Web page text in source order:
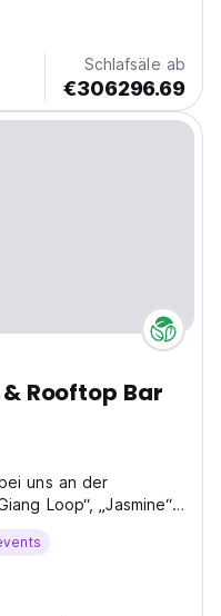
Schlafsäle ab
€306296.69
Rooftop Bar
uns an der
Loop“, „Jasmine“,
dir eine Gratisnacht
Shirt! Unser Hostel